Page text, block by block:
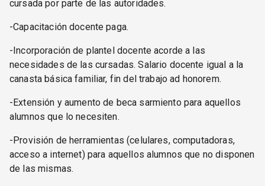
cursada por parte de las autoridades.
-Capacitación docente paga.
-Incorporación de plantel docente acorde a las
necesidades de las cursadas. Salario docente igual a la
canasta básica familiar, fin del trabajo ad honorem.
-Extensión y aumento de beca sarmiento para aquellos
alumnos que lo necesiten.
-Provisión de herramientas (celulares, computadoras,
acceso a internet) para aquellos alumnos que no disponen
de las mismas.